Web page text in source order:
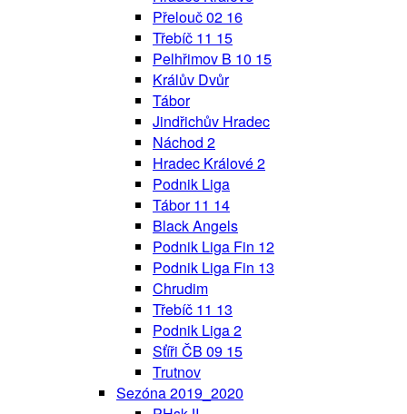
Přelouč 02 16
Třebíč 11 15
Pelhřimov B 10 15
Králův Dvůr
Tábor
Jindřichův Hradec
Náchod 2
Hradec Králové 2
Podnik Liga
Tábor 11 14
Black Angels
Podnik Liga Fin 12
Podnik Liga Fin 13
Chrudim
Třebíč 11 13
Podnik Liga 2
Sťíři ČB 09 15
Trutnov
Sezóna 2019_2020